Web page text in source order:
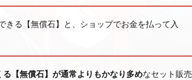
る【無償石】と、ショップでお金を払って入
【無償石】が通常よりもかなり多めなセット販売